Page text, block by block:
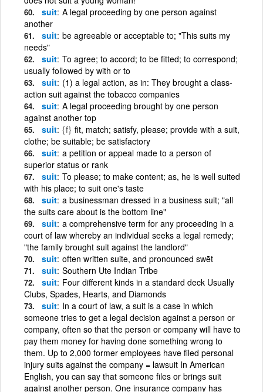
suit A legal proceeding by one person against
another
suit be agreeable or acceptable to; "This suits my
needs"
suit To agree; to accord; to be fitted; to correspond;
usually followed by with or to
suit (1) a legal action, as in: They brought a class-
action suit against the tobacco companies
suit A legal proceeding brought by one person
against another top
suit {f} fit, match; satisfy, please; provide with a suit,
clothe; be suitable; be satisfactory
suit a petition or appeal made to a person of
superior status or rank
suit To please; to make content; as, he is well suited
with his place; to suit one's taste
suit a businessman dressed in a business suit; "all
the suits care about is the bottom line"
suit a comprehensive term for any proceeding in a
court of law whereby an individual seeks a legal remedy;
"the family brought suit against the landlord"
suit often written suite, and pronounced swēt
suit Southern Ute Indian Tribe
suit Four different kinds in a standard deck Usually
Clubs, Spades, Hearts, and Diamonds
suit In a court of law, a suit is a case in which
someone tries to get a legal decision against a person or
company, often so that the person or company will have to
pay them money for having done something wrong to
them. Up to 2,000 former employees have filed personal
injury suits against the company = lawsuit In American
English, you can say that someone files or brings suit
against another person. One insurance company has